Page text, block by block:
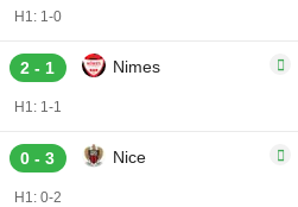
H1: 1-0
2 - 1 Nimes
H1: 1-1
0 - 3 Nice
H1: 0-2